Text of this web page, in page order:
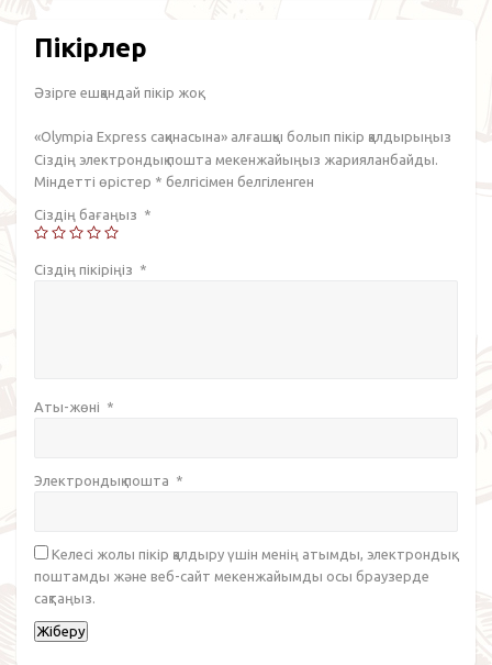
Пікірлер
Әзірге ешқандай пікір жоқ.
«Olympia Express сақинасына» алғашқы болып пікір қалдырыңыз
Сіздің электрондық пошта мекенжайыңыз жарияланбайды.
Міндетті өрістер * белгісімен белгіленген
Сіздің бағаңыз *
Сіздің пікіріңіз *
Аты-жөні *
Электрондық пошта *
Келесі жолы пікір қалдыру үшін менің атымды, электрондық
поштамды және веб-сайт мекенжайымды осы браузерде
сақтаңыз.